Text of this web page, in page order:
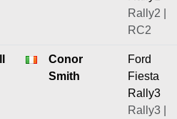
Rally2 |
RC2
Conor
Smith
Ford
Fiesta
Rally3
Rally3 |